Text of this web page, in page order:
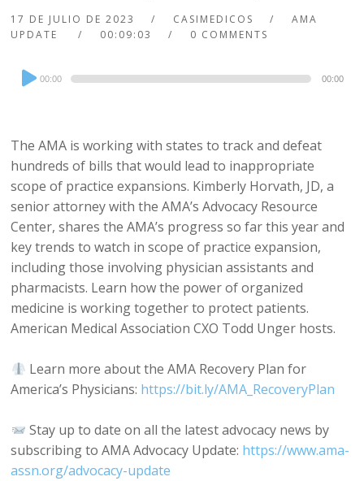
17 DE JULIO DE 2023 CASIMEDICOS
AMA
UPDATE
00:09:03 0 COMMENTS
Audio
Player
00:00 00:00
The AMA is working with states to track and defeat
hundreds of bills that would lead to inappropriate
scope of practice expansions. Kimberly Horvath, JD, a
senior attorney with the AMA’s Advocacy Resource
Center, shares the AMA’s progress so far this year and
key trends to watch in scope of practice expansion,
including those involving physician assistants and
pharmacists. Learn how the power of organized
medicine is working together to protect patients.
American Medical Association CXO Todd Unger hosts.
Learn more about the AMA Recovery Plan for
America’s Physicians: https://bit.ly/AMA_RecoveryPlan
Stay up to date on all the latest advocacy news by
subscribing to AMA Advocacy Update: https://www.ama-
assn.org/advocacy-update